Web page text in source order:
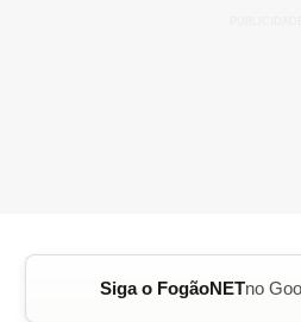
Siga o FogãoNETno